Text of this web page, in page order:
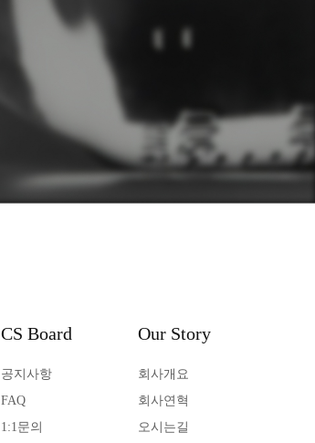
CS Board
공지사항
FAQ
1:1문의
Our Story
회사개요
회사연혁
오시는길